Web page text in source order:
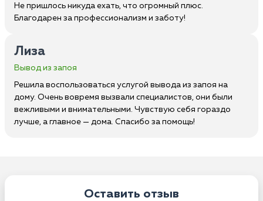
Не пришлось никуда ехать, что огромный плюс.
Благодарен за профессионализм и заботу!
Лиза
Вывод из запоя
Решила воспользоваться услугой вывода из запоя на
дому. Очень вовремя вызвали специалистов, они были
вежливыми и внимательными. Чувствую себя гораздо
лучше, а главное — дома. Спасибо за помощь!
Оставить отзыв